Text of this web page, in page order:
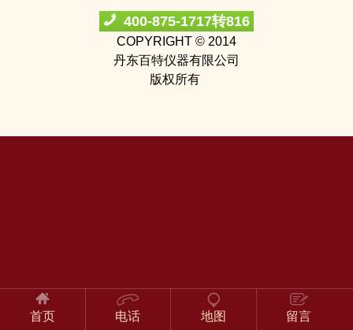
400-875-1717转816
COPYRIGHT © 2014
丹东百特仪器有限公司
版权所有
首页 电话 地图 留言